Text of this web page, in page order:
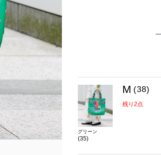
グリーン
(35)
M (38)
残り2点